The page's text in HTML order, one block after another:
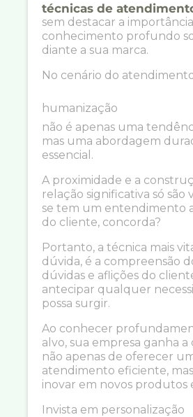
técnicas de
sem destacar a
conhecimento profundo
diante a sua marca.
No cenário do
humanização
não é apenas uma
mas uma abordagem
essencial.
A proximidade e a
relação significativa só são
se tem um entendimento
do cliente, concorda?
Portanto, a técnica mais
dúvida, é a compreensão
dúvidas e aflições do
antecipar qualquer
possa surgir.
Ao conhecer
alvo, sua empresa ganha a
não apenas de oferecer
atendimento eficiente,
inovar em novos produtos
Invista em personalização